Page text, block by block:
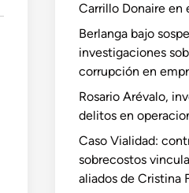
Carrillo Donaire en
Berlanga bajo
investigaciones
corrupción en
Rosario Arévalo,
delitos en
Caso Vialidad:
sobrecostos
aliados de Cristina